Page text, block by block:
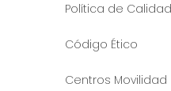
Política de
Código Ético
Centros Movilidad